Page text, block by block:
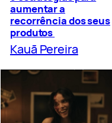
aumentar a
recorrência dos seus
produtos
Kauã Pereira